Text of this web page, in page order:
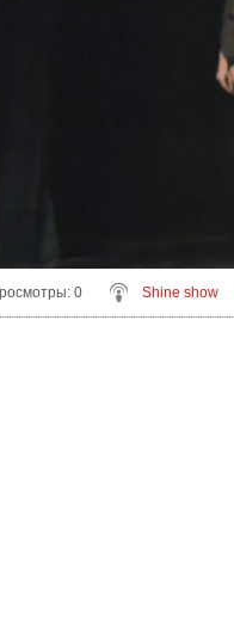
: 0 Shine show